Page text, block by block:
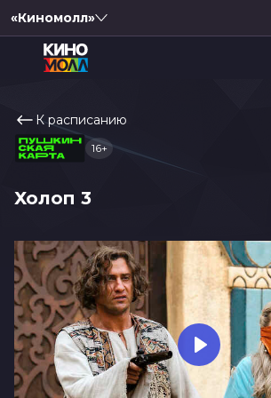
«Киномолл»
К расписанию
Холоп 3
16+
Play